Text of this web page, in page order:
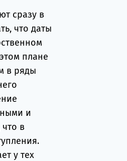
сразу в
что даты
плане
в ряды
и
в
у тех